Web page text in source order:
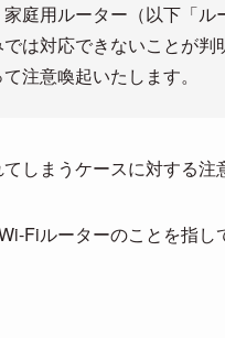
庭用ルーター（以下「
は対応できないことが
注意喚起いたします。
しまうケースに対する注
Fiルーターのことを指し